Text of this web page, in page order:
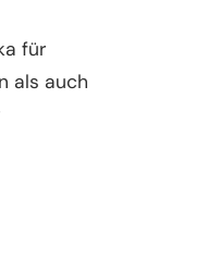
für
als auch